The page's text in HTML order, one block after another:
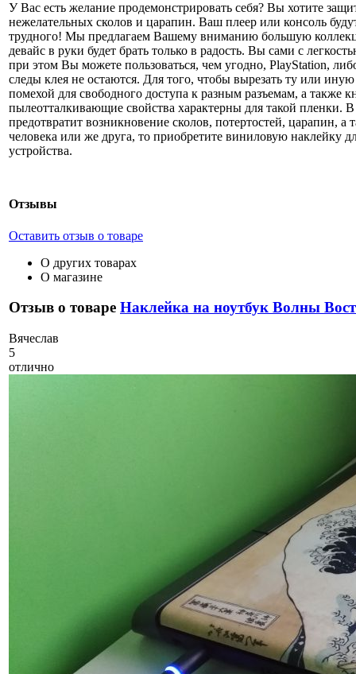
У Вас есть желание продемонстрировать себя? Вы хотите
нежелательных сколов и царапин. Ваш плеер или консоль
трудного! Мы предлагаем Вашему вниманию большую
девайс в руки будет брать только в радость. Вы сами с
при этом Вы можете пользоваться, чем угодно, PlayStation,
следы клея не остаются. Для того, чтобы вырезать ту или
помехой для свободного доступа к разным разъемам, а
пылеотталкивающие свойства характерны для такой пленки.
предотвратит возникновение сколов, потертостей, царапин,
человека или же друга, то приобретите виниловую
устройства.
Отзывы
Оставить отзыв о товаре
О других товарах
О магазине
Отзыв о товаре Наклейка на ноутбук Волны
Вячеслав
5
отлично